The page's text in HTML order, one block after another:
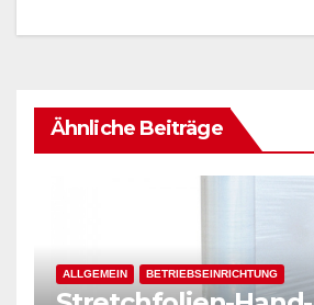
Ähnliche Beiträge
ALLGEMEIN BETRIEBSEINRICHTUNG